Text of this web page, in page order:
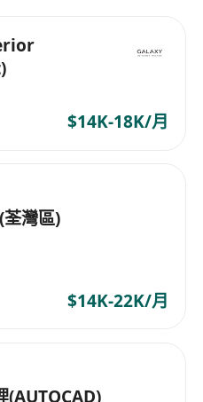
$14K-18K/月
灣區)
$14K-22K/月
(AUTOCAD)